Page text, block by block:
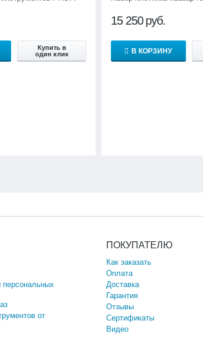
Купить в
один клик
15 250 руб.
В КОРЗИНУ
персональных
от
ПОКУПАТЕЛЮ
Как заказать
Оплата
Доставка
Гарантия
Отзывы
Сертификаты
Видео